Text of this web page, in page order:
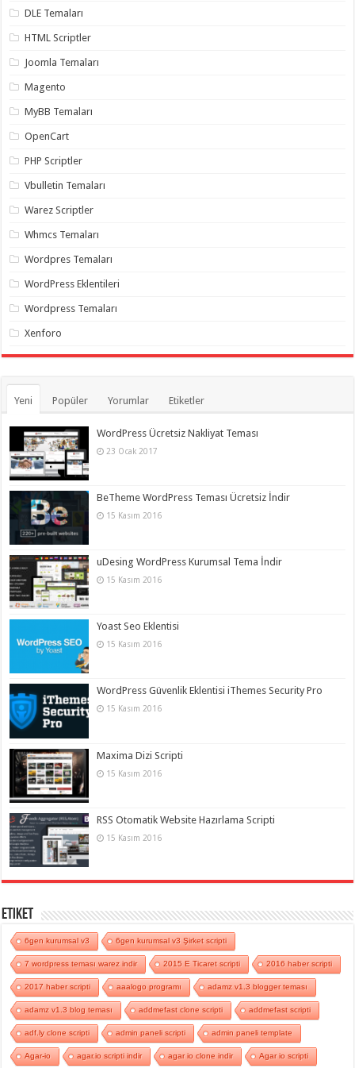
organizasyon,
organizasyon,
organizasyon ,
organizasyon,
organizasyon,
palyaço,
takipçi
twitter
hilesi ,
takipçi
DLE Temaları
HTML Scriptler
Joomla Temaları
Magento
MyBB Temaları
OpenCart
PHP Scriptler
Vbulletin Temaları
Warez Scriptler
Whmcs Temaları
Wordpres Temaları
WordPress Eklentileri
Wordpress Temaları
Xenforo
Yeni Popüler Yorumlar Etiketler
WordPress Ücretsiz Nakliyat Teması
23 Ocak 2017
BeTheme WordPress Teması Ücretsiz İndir
15 Kasım 2016
uDesing WordPress Kurumsal Tema İndir
15 Kasım 2016
Yoast Seo Eklentisi
15 Kasım 2016
WordPress Güvenlik Eklentisi iThemes Security Pro
15 Kasım 2016
Maxima Dizi Scripti
15 Kasım 2016
RSS Otomatik Website Hazırlama Scripti
15 Kasım 2016
Etiket
6gen kurumsal v3 6gen kurumsal v3 Şirket scripti
7 wordpress teması warez indir 2015 E Ticaret scripti 2016 haber scripti
2017 haber scripti aaalogo programı adamz v1.3 blogger teması
adamz v1.3 blog teması addmefast clone scripti addmefast scripti
adf.ly clone scripti admin paneli scripti admin paneli template
Agar-io agar.io scripti indir agar io clone indir Agar io scripti